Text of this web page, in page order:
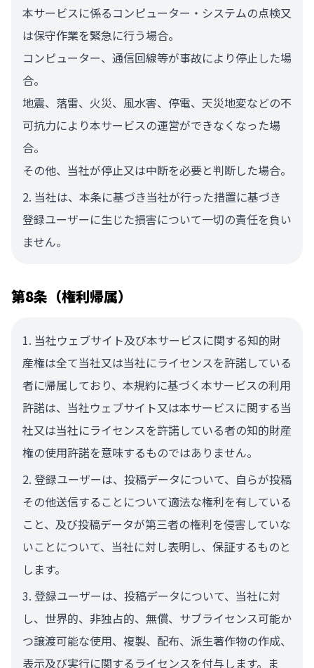
本サービスに係るコンピューター・システムの点検又
は保守作業を緊急に行う場合。
コンピューター、通信回線等が事故により停止した場
合。
地震、落雷、火災、風水害、停電、天災地変などの不
可抗力により本サービスの運営ができなくなった場
合。
その他、当社が停止又は中断を必要と判断した場合。
当社は、本条に基づき当社が行った措置に基づき
登録ユーザーに生じた損害について一切の責任を負い
ません。
第8条（権利帰属）
当社ウェブサイト及び本サービスに関する知的財
産権は全て当社又は当社にライセンスを許諾している
者に帰属しており、本規約に基づく本サービスの利用
許諾は、当社ウェブサイト又は本サービスに関する当
社又は当社にライセンスを許諾している者の知的財産
権の使用許諾を意味するものではありません。
登録ユーザーは、投稿データについて、自らが投稿
その他送信することについて適法な権利を有している
こと、及び投稿データが第三者の権利を侵害していな
いことについて、当社に対し表明し、保証するものと
します。
登録ユーザーは、投稿データについて、当社に対
し、世界的、非独占的、無償、サブライセンス可能か
つ譲渡可能な使用、複製、配布、派生著作物の作成、
表示及び実行に関するライセンスを付与します。ま